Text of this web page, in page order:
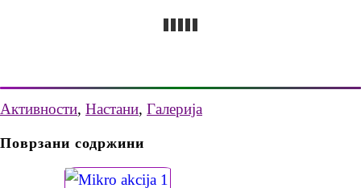
Активности, Настани, Галерија
Поврзани содржини